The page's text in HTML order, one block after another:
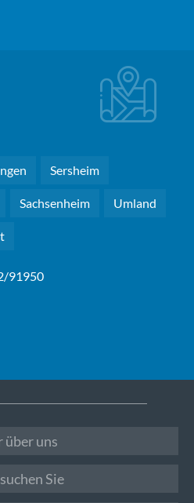
Sersheim
Sachsenheim Umland
91950
über uns
Sie